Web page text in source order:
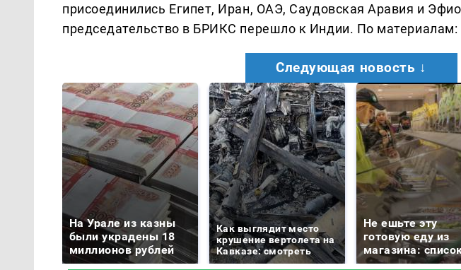
присоединились Египет, Иран, ОАЭ, Саудовская Аравия и
председательство в БРИКС перешло к Индии. По материалам:
Следующая новость ↓
На Урале из казны
были украдены 18
миллионов рублей
Как выглядит место
крушение вертолета на
Кавказе: смотреть
Не ешьте эту
готовую еду из
магазина: